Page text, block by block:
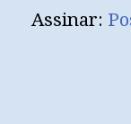
Assinar: